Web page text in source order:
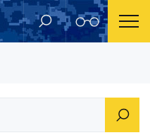
міського